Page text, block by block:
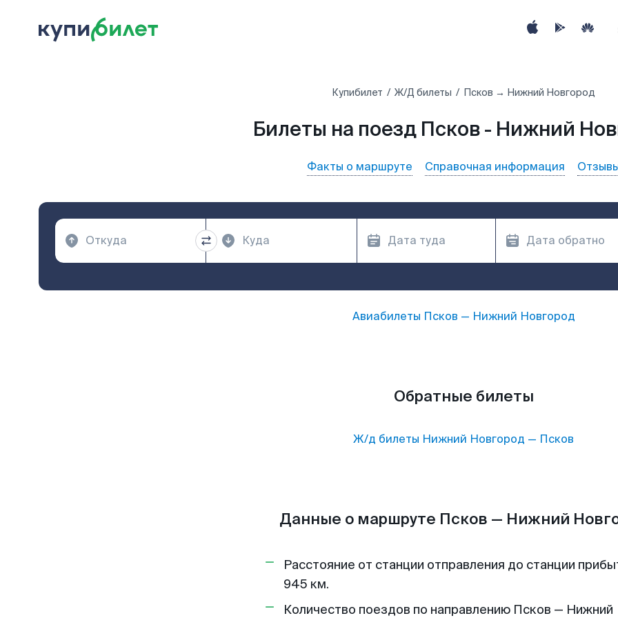
Купибилет Ж/Д билеты Псков → Нижний Новгород
Билеты на поезд Псков - Нижний
Факты о маршруте Справочная информация
Авиабилеты Псков — Нижний Новгород
Обратные билеты
Ж/д билеты Нижний Новгород — Псков
Данные о маршруте Псков — Нижний
Расстояние от станции отправления до станции
945 км.
Количество поездов по направлению Псков — Нижний